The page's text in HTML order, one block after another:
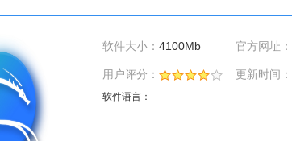
软件大小： 4100Mb 官方网址：
用户评分： 更新时间：
软件语言：